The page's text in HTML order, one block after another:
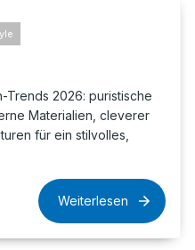
Trends 2026: puristische
Materialien, cleverer
für ein stilvolles,
Weiterlesen